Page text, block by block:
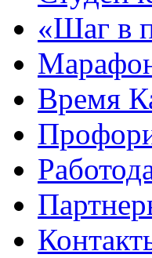
«Шаг в
Время